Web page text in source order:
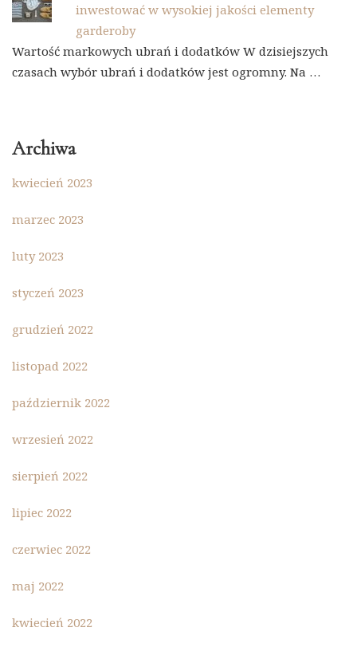
inwestować w wysokiej jakości elementy
garderoby
Wartość markowych ubrań i dodatków W dzisiejszych
czasach wybór ubrań i dodatków jest ogromny. Na …
Archiwa
kwiecień 2023
marzec 2023
luty 2023
styczeń 2023
grudzień 2022
listopad 2022
październik 2022
wrzesień 2022
sierpień 2022
lipiec 2022
czerwiec 2022
maj 2022
kwiecień 2022